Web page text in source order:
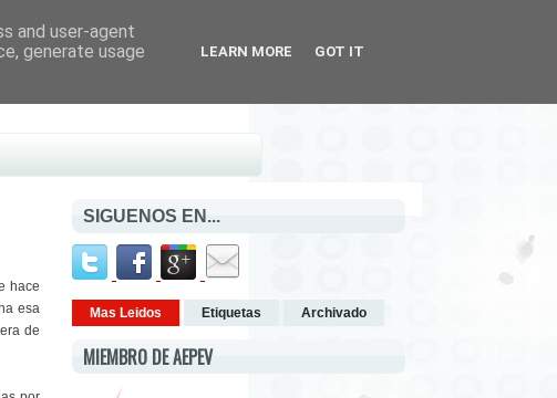
hace
esa
de
SIGUENOS EN...
Mas Leidos Etiquetas Archivado
MIEMBRO DE AEPEV
and user-agent
generate usage
LEARN MORE GOT IT